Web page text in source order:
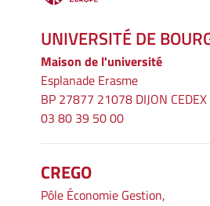
UNIVERSITÉ DE
Maison de l'université
Esplanade Erasme
BP 27877 21078 DIJON CEDEX
03 80 39 50 00
CREGO
Pôle Économie Gestion,